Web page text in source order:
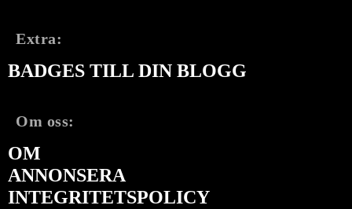
Extra:
BADGES TILL DIN BLOGG
Om oss:
OM
ANNONSERA
INTEGRITETSPOLICY